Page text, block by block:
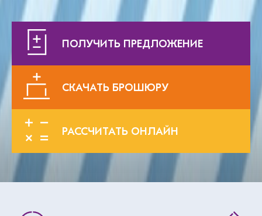
ПОЛУЧИТЬ ПРЕДЛОЖЕНИЕ
СКАЧАТЬ БРОШЮРУ
РАССЧИТАТЬ ОНЛАЙН